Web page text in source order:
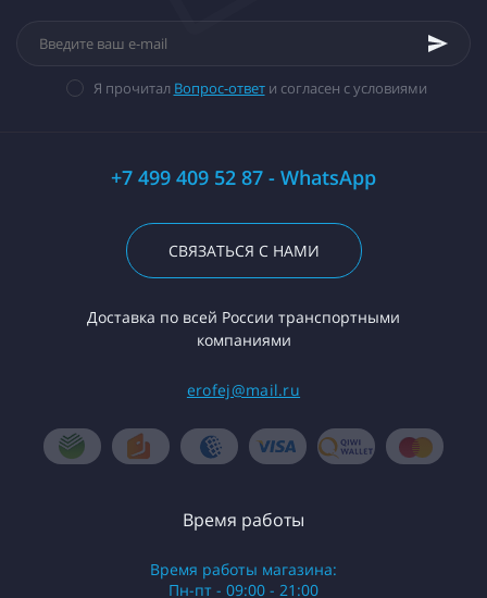
Я прочитал Вопрос-ответи согласен с условиями
+7 499 409 52 87 - WhatsApp
СВЯЗАТЬСЯ С НАМИ
Доставка по всей России транспортными
компаниями
erofej@mail.ru
Время работы
Время работы магазина:
Пн-пт - 09:00 - 21:00